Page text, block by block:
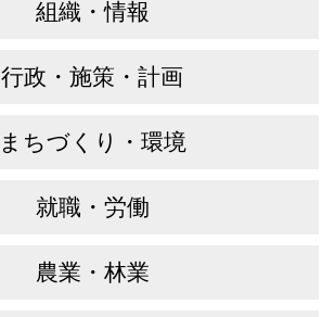
組織・情報
行政・施策・計画
まちづくり・環境
就職・労働
農業・林業